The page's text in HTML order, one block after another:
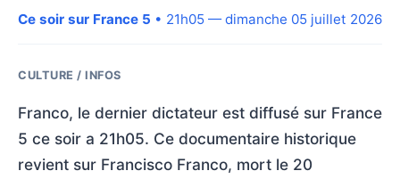
Ce soir sur France 5 • 21h05 — dimanche 05 juillet 2026
CULTURE / INFOS
Franco, le dernier dictateur est diffusé sur France
5 ce soir a 21h05. Ce documentaire historique
revient sur Francisco Franco, mort le 20